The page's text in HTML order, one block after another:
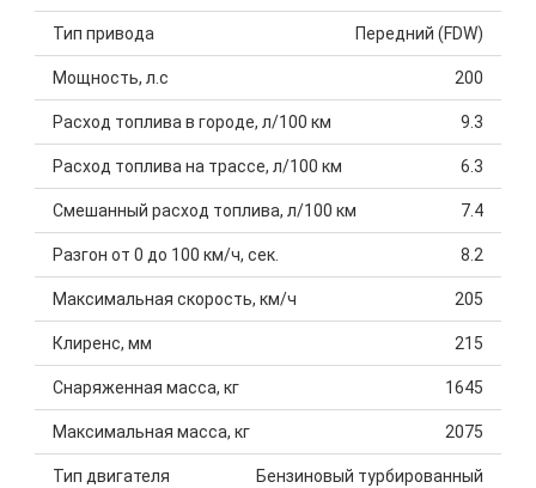
Тип привода Передний (FDW)
Мощность, л.с 200
Расход топлива в городе, л/100 км 9.3
Расход топлива на трассе, л/100 км 6.3
Смешанный расход топлива, л/100 км 7.4
Разгон от 0 до 100 км/ч, сек. 8.2
Максимальная скорость, км/ч 205
Клиренс, мм 215
Снаряженная масса, кг 1645
Максимальная масса, кг 2075
Тип двигателя Бензиновый турбированный